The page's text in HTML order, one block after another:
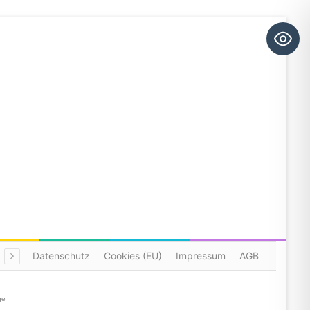
Datenschutz Cookies (EU) Impressum AGB